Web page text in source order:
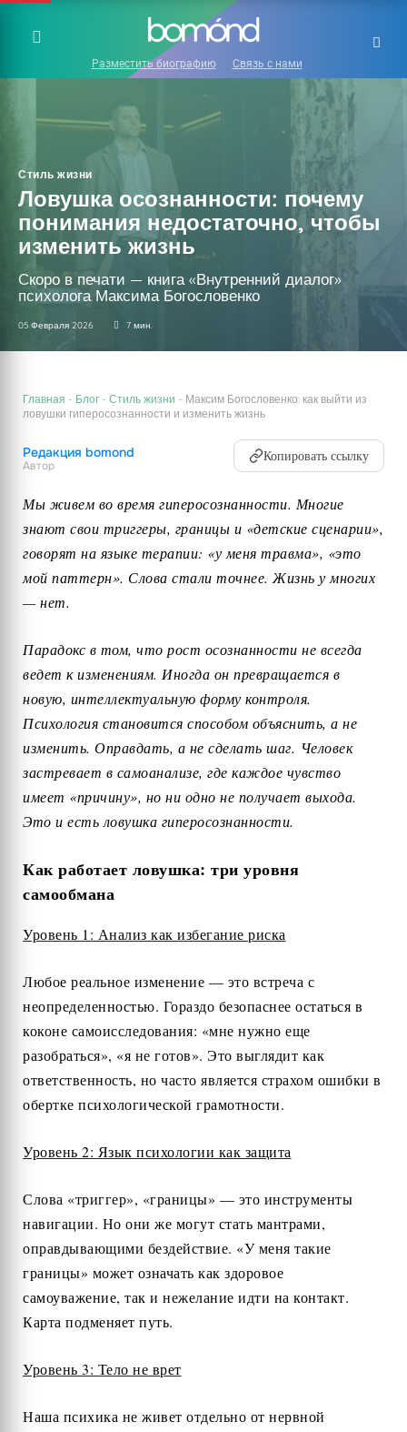
Разместить биографию Связь с нами
Стиль жизни
Ловушка осознанности: почему
понимания недостаточно, чтобы
изменить жизнь
Скоро в печати — книга «Внутренний диалог»
психолога Максима Богословенко
05 Февраля 2026 7 мин.
Главная - Блог - Стиль жизни - Максим Богословенко: как выйти из
ловушки гиперосознанности и изменить жизнь
Редакция bomond
Автор
Копировать ссылку
Мы живем во время гиперосознанности. Многие
знают свои триггеры, границы и «детские сценарии»,
говорят на языке терапии: «у меня травма», «это
мой паттерн». Слова стали точнее. Жизнь у многих
— нет.
Парадокс в том, что рост осознанности не всегда
ведет к изменениям. Иногда он превращается в
новую, интеллектуальную форму контроля.
Психология становится способом объяснить, а не
изменить. Оправдать, а не сделать шаг. Человек
застревает в самоанализе, где каждое чувство
имеет «причину», но ни одно не получает выхода.
Это и есть ловушка гиперосознанности.
Как работает ловушка: три уровня
самообмана
Уровень 1: Анализ как избегание риска
Любое реальное изменение — это встреча с
неопределенностью. Гораздо безопаснее остаться в
коконе самоисследования: «мне нужно еще
разобраться», «я не готов». Это выглядит как
ответственность, но часто является страхом ошибки в
обертке психологической грамотности.
Уровень 2: Язык психологии как защита
Слова «триггер», «границы» — это инструменты
навигации. Но они же могут стать мантрами,
оправдывающими бездействие. «У меня такие
границы» может означать как здоровое
самоуважение, так и нежелание идти на контакт.
Карта подменяет путь.
Уровень 3: Тело не врет
Наша психика не живет отдельно от нервной